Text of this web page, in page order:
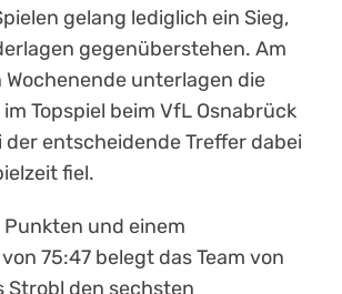
gelang lediglich ein Sieg,
gegenüberstehen. Am
unterlagen die
Topspiel beim VfL Osnabrück
der entscheidende Treffer dabei
fiel.
und einem
75:47 belegt das Team von
Strobl den sechsten